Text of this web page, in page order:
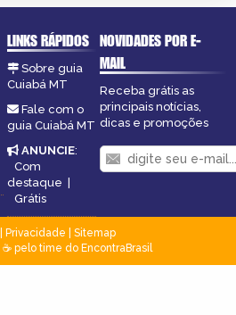
LINKS RÁPIDOS
Sobre guia
Cuiabá MT
Fale com o
guia Cuiabá MT
ANUNCIE:
Com
destaque |
Grátis
NOVIDADES POR E-
MAIL
Receba grátis as
principais notícias,
dicas e promoções
Privacidade
Sitemap
pelo time do EncontraBrasil